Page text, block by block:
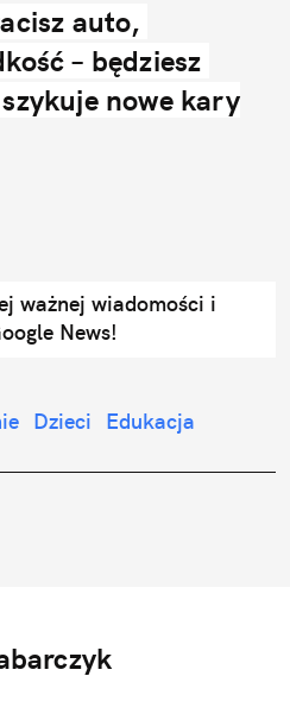
auto,
– będziesz
nowe kary
ważnej wiadomości i
News!
Dzieci Edukacja